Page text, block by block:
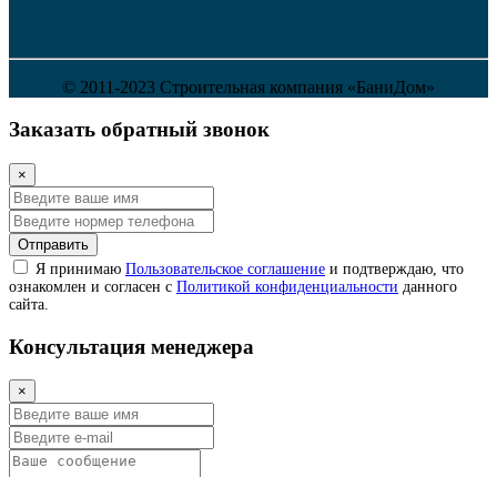
© 2011-2023 Строительная компания «БаниДом»
Заказать обратный звонок
×
Отправить
Я принимаю Пользовательское соглашение и подтверждаю, что
ознакомлен и согласен с Политикой конфиденциальности данного
сайта.
Консультация менеджера
×